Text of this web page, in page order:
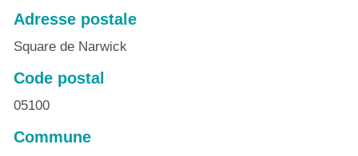
Adresse postale
Square de Narwick
Code postal
05100
Commune